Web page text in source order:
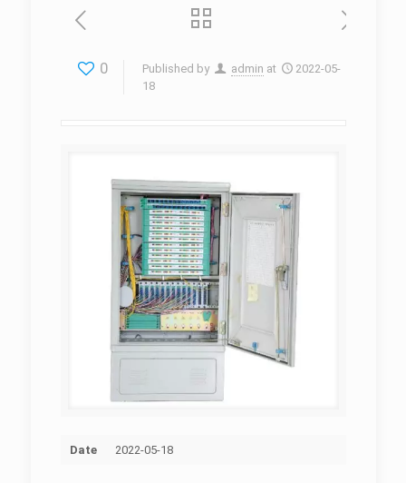
0 Published by admin at
2022-05-
18
Date 2022-05-18